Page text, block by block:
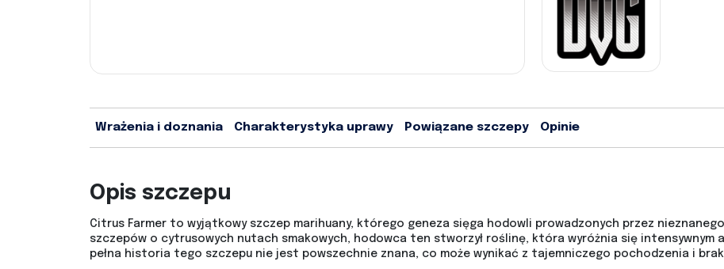
Wrażenia i doznania Charakterystyka uprawy Powiązane szczepy Opinie
Opis szczepu
Citrus Farmer to wyjątkowy szczep marihuany, którego geneza sięga hodowli prowadzonych przez
szczepów o cytrusowych nutach smakowych, hodowca ten stworzył roślinę, która wyróżnia się intensywnym
pełna historia tego szczepu nie jest powszechnie znana, co może wynikać z tajemniczego pochodzenia i